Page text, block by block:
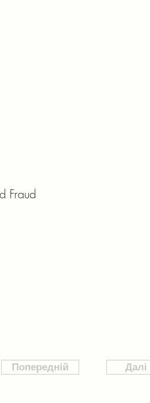
Fraud
Попередній Далі